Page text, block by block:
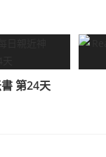
第24天